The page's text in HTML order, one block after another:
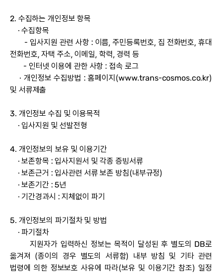
2. 수집하는 개인정보 항목
· 수집항목
- 입사지원 관련 사항 : 이름, 주민등록번호, 집 전화번호, 휴대
전화번호, 자택 주소, 이메일, 학력, 경력 등
- 인터넷 이용에 관한 사항 : 접속 로그
· 개인정보 수집방법 : 홈페이지(www.trans-cosmos.co.kr)
및 서류제출
3. 개인정보 수집 및 이용목적
· 입사지원 및 선발전형
4. 개인정보의 보유 및 이용기간
· 보존항목 : 입사지원서 및 각종 증빙서류
· 보존근거 : 입사관련 서류 보존 방침(내부규정)
· 보존기간 : 5년
· 기간경과시 : 지체없이 파기
5. 개인정보의 파기절차 및 방법
· 파기절차
지원자가 입력하신 정보는 목적이 달성된 후 별도의 DB로
옮겨져 (종이의 경우 별도의 서류함) 내부 방침 및 기타 관련
법령에 의한 정보보호 사유에 따라(보유 및 이용기간 참조) 일정